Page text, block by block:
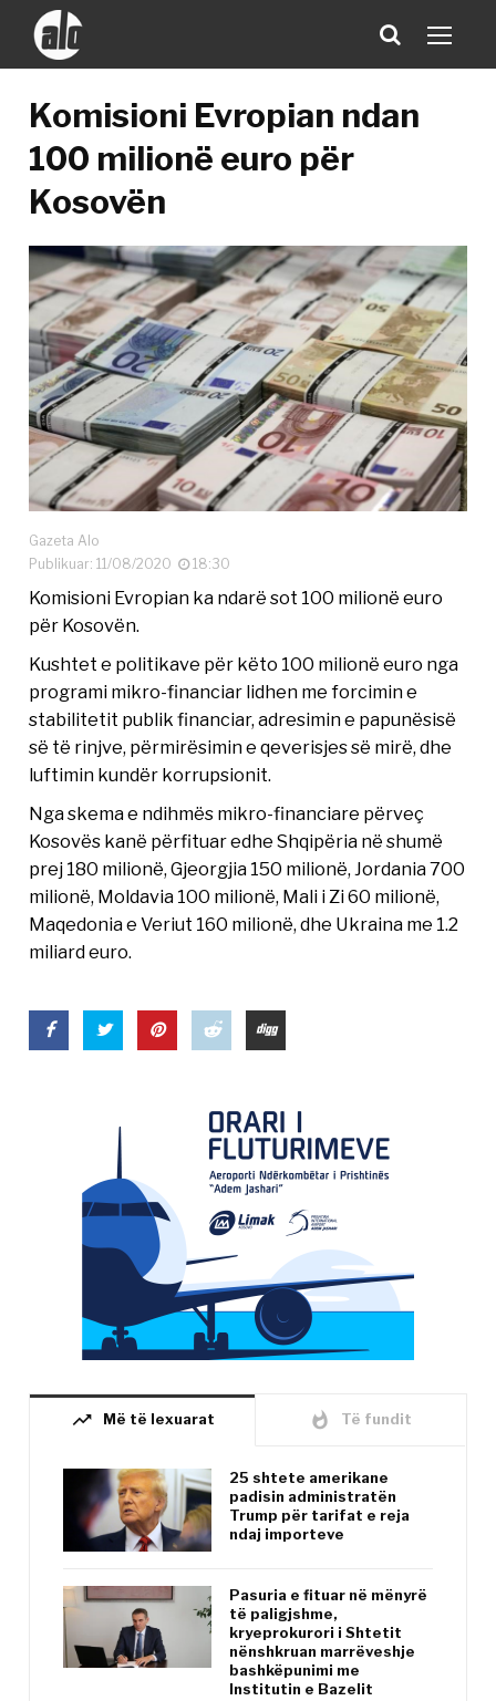
Komisioni Evropian ndan
100 milionë euro për
Kosovën
Gazeta Alo
Publikuar: 11/08/2020
18:30
Komisioni Evropian ka ndarë sot 100 milionë euro
për Kosovën.
Kushtet e politikave për këto 100 milionë euro nga
programi mikro-financiar lidhen me forcimin e
stabilitetit publik financiar, adresimin e papunësisë
së të rinjve, përmirësimin e qeverisjes së mirë, dhe
luftimin kundër korrupsionit.
Nga skema e ndihmës mikro-financiare përveç
Kosovës kanë përfituar edhe Shqipëria në shumë
prej 180 milionë, Gjeorgjia 150 milionë, Jordania 700
milionë, Moldavia 100 milionë, Mali i Zi 60 milionë,
Maqedonia e Veriut 160 milionë, dhe Ukraina me 1.2
miliard euro.
trending_up Më të lexuarat whatshot Të fundit
25 shtete amerikane
padisin administratën
Trump për tarifat e reja
ndaj importeve
Pasuria e fituar në mënyrë
të paligjshme,
kryeprokurori i Shtetit
nënshkruan marrëveshje
bashkëpunimi me
Institutin e Bazelit